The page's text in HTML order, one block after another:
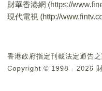
財華香港網 (https://
現代電視 (http://
香港政府指定刊載法定通告
Copyright © 1998 - 2026 財